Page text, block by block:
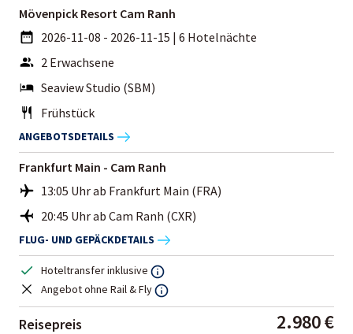
Mövenpick Resort Cam Ranh
2026-11-08 - 2026-11-15 | 6 Hotelnächte
2 Erwachsene
Seaview Studio (SBM)
Frühstück
ANGEBOTSDETAILS
Frankfurt Main - Cam Ranh
13:05 Uhr ab Frankfurt Main (FRA)
20:45 Uhr ab Cam Ranh (CXR)
FLUG- UND GEPÄCKDETAILS
Hoteltransfer inklusive
Angebot ohne Rail & Fly
Reisepreis 2.980 €